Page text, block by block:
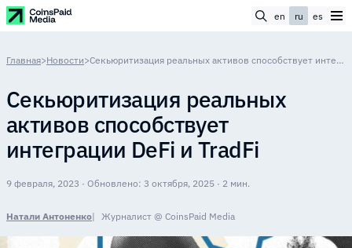
en ru es
Главная>Новости> Cекьюритизация реальных активов способствует интеграции DeFi и TradFi
Cекьюритизация реальных
активов способствует
интеграции DeFi и TradFi
9 февраля, 2023 · Обновлено: 3 октября, 2025 · 2 мин.
Натали Антоненко Журналист @ CoinsPaid Media